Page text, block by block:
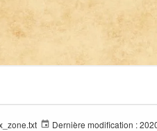
Dernière modification :